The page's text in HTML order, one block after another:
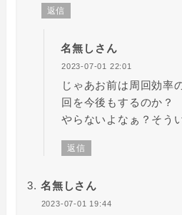
返信
名無しさん
2023-07-01 22:01
じゃあお前は周回効率
回を今後もするのか？
やらないよなぁ？そう
返信
名無しさん
2023-07-01 19:44